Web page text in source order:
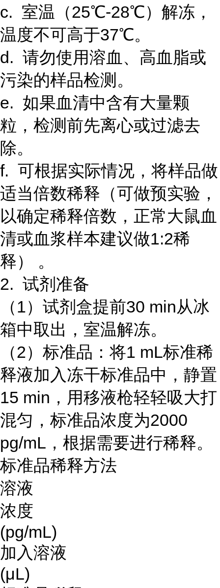
c. 室温（25℃-28℃）解冻，
温度不可高于37℃。
d. 请勿使用溶血、高血脂或
污染的样品检测。
e. 如果血清中含有大量颗
粒，检测前先离心或过滤去
除。
f. 可根据实际情况，将样品做
适当倍数稀释（可做预实验，
以确定稀释倍数，正常大鼠血
清或血浆样本建议做1:2稀
释） 。
2. 试剂准备
（1）试剂盒提前30 min从冰
箱中取出，室温解冻。
（2）标准品：将1 mL标准稀
释液加入冻干标准品中，静置
15 min，用移液枪轻轻吸大打
混匀，标准品浓度为2000
pg/mL，根据需要进行稀释。
标准品稀释方法
溶液
浓度
(pg/mL)
加入溶液
(μL)